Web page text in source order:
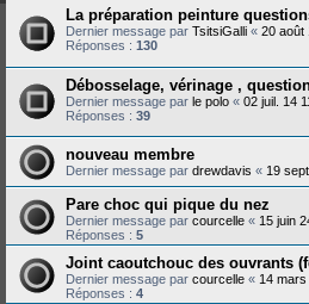
La préparation peinture
Dernier message par TsitsiGalli « 20 août
Réponses : 130
Débosselage, vérinage ,
Dernier message par le polo « 02 juil. 14
Réponses : 39
nouveau membre
Dernier message par drewdavis « 19
Pare choc qui pique du nez
Dernier message par courcelle « 15 juin
Réponses : 5
Joint caoutchouc des ouvrants
Dernier message par courcelle « 14 mars
Réponses : 4